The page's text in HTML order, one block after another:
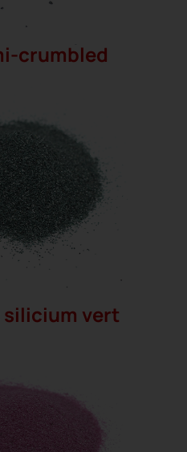
crumbled
silicium vert